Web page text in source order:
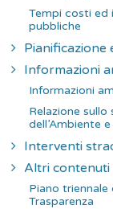
Tempi costi ed
pubbliche
Informazioni
Informazioni
Relazione
dell’Ambiente
Interventi
Altri contenuti
Piano triennale
Trasparenza